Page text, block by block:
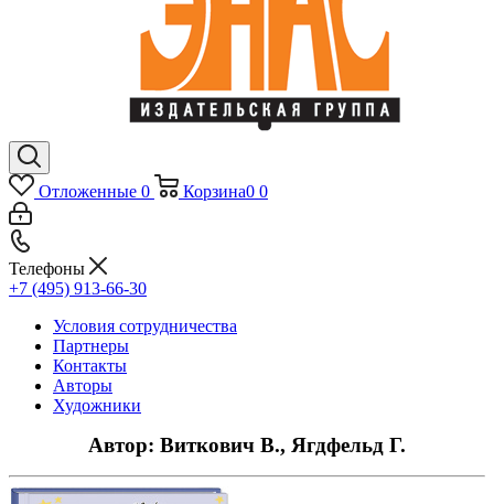
Отложенные 0 Корзина0 0
Телефоны
+7 (495) 913-66-30
Условия сотрудничества
Партнеры
Контакты
Авторы
Художники
Автор: Виткович В., Ягдфельд Г.